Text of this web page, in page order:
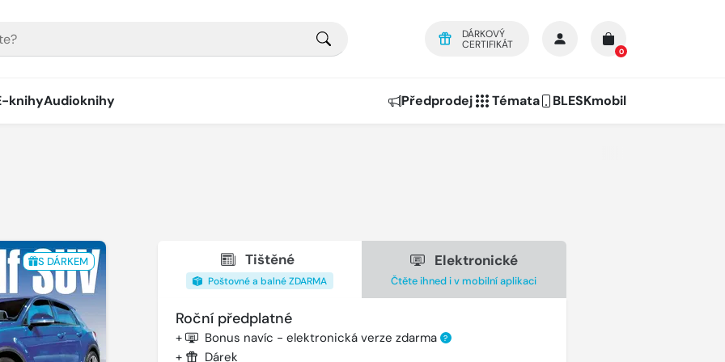
DÁRKOVÝ
CERTIFIKÁT
0
knihyAudioknihy Předprodej Témata BLESKmobil
S DÁRKEM Tištěné
Poštovné a balné ZDARMA
Elektronické
Čtěte ihned i v mobilní aplikaci
Roční předplatné
+ Bonus navíc - elektronická verze zdarma ?
+ Dárek